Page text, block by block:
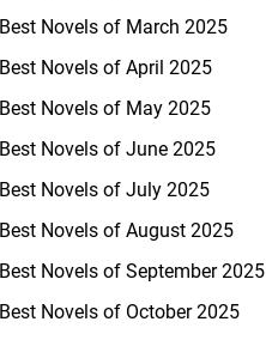
Best Novels of March 2025
Best Novels of April 2025
Best Novels of May 2025
Best Novels of June 2025
Best Novels of July 2025
Best Novels of August 2025
Best Novels of September 2025
Best Novels of October 2025